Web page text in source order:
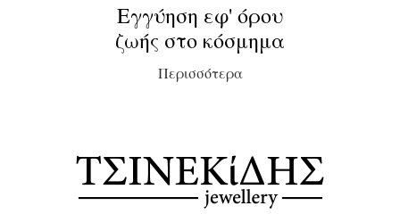
Εγγύηση εφ' όρου
ζωής στο κόσμημα
Περισσότερα